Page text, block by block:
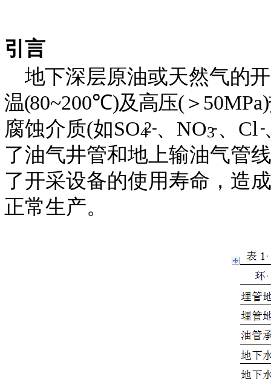
引言
地下深层原油或天然气的开
温(80~200℃)及高压(＞ 50MPa)
腐蚀介质(如SO42-、NO3-、Cl -
了油气井管和地上输油气管
了开采设备的使用寿命，造
正常生产。